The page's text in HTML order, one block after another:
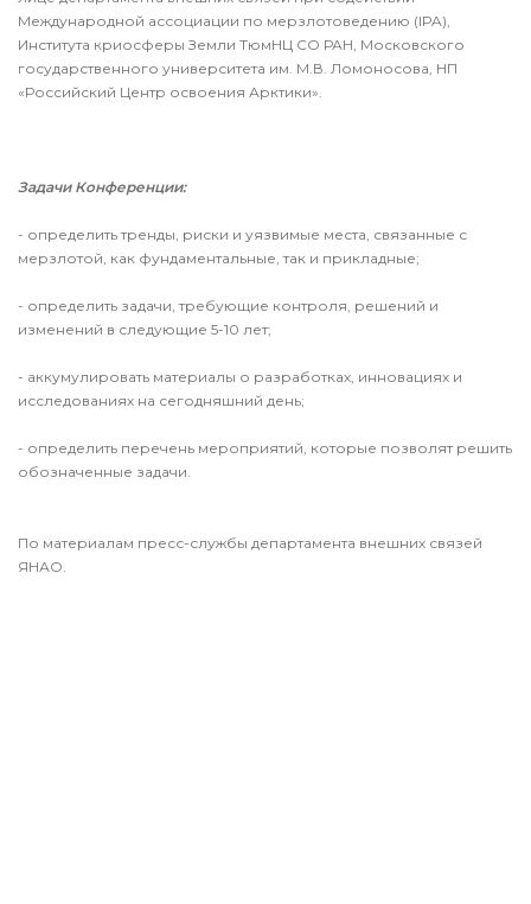
Международной ассоциации по мерзлотоведению (IPA),
Института криосферы Земли ТюмНЦ СО РАН, Московского
государственного университета им. М.В. Ломоносова, НП
«Российский Центр освоения Арктики».
Задачи Конференции:
- определить тренды, риски и уязвимые места, связанные с
мерзлотой, как фундаментальные, так и прикладные;
- определить задачи, требующие контроля, решений и
изменений в следующие 5-10 лет;
- аккумулировать материалы о разработках, инновациях и
исследованиях на сегодняшний день;
- определить перечень мероприятий, которые позволят решить
обозначенные задачи.
По материалам пресс-службы департамента внешних связей
ЯНАО.